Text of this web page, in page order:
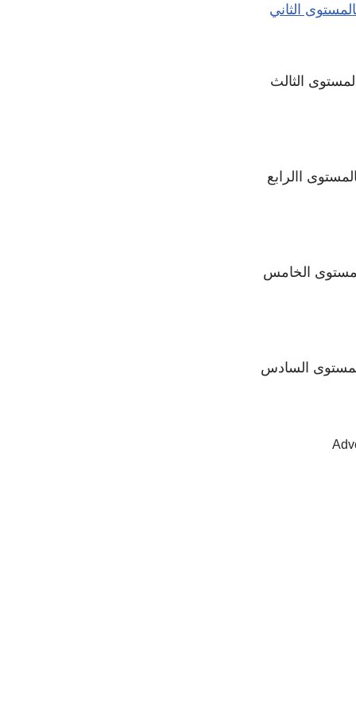
الثاني
الثالث
االرابع
الخامس
السادس